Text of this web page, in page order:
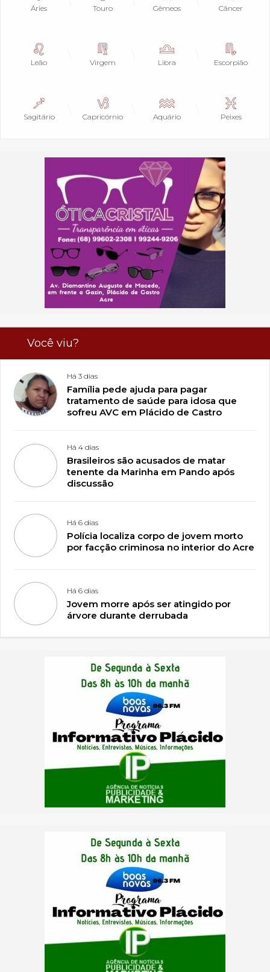
Áries Touro Gêmeos Câncer
Leão Virgem Libra Escorpião
Sagitário Capricórnio Aquário Peixes
Você viu?
Há 3 dias
Família pede ajuda para pagar
tratamento de saúde para idosa que
sofreu AVC em Plácido de Castro
Há 4 dias
Brasileiros são acusados de matar
tenente da Marinha em Pando após
discussão
Há 6 dias
Polícia localiza corpo de jovem morto
por facção criminosa no interior do Acre
Há 6 dias
Jovem morre após ser atingido por
árvore durante derrubada